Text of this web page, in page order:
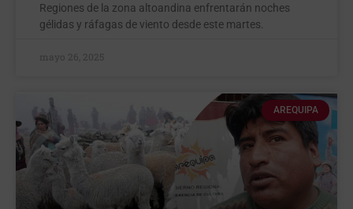
Regiones de la zona altoandina enfrentarán noches
gélidas y ráfagas de viento desde este martes.
mayo 26, 2025
AREQUIPA